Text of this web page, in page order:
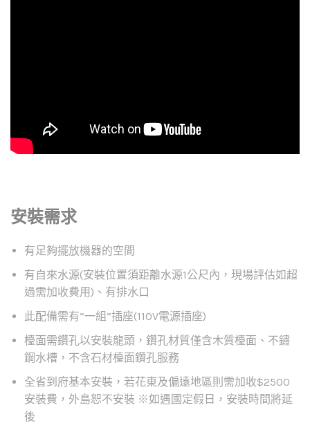
安裝需求
有足夠擺放機器的空間
有自來水源(安裝位置須距離水源1公尺內，現場評估如超
過需加收費用)、有排水口
此配備需有”一組”插座(110V電源插座)
檯面需鑽孔以安裝龍頭，鑽孔材質僅含木質檯面、不鏽
鋼水槽，不含石材檯面鑽孔服務
全省到府基本安裝，若花東及偏遠地區則需加收$2500
安裝費，外島恕不安裝 ※如遇國定假日，安裝時間將延
後